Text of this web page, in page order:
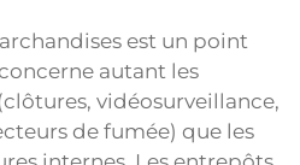
est un point
autant les
vidéosurveillance,
de fumée) que les